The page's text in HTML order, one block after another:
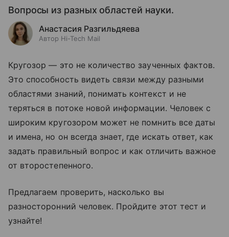
Вопросы из разных областей науки.
Анастасия Разгильдяева
Автор Hi-Tech Mail
Кругозор — это не количество заученных фактов.
Это способность видеть связи между разными
областями знаний, понимать контекст и не
теряться в потоке новой информации. Человек с
широким кругозором может не помнить все даты
и имена, но он всегда знает, где искать ответ, как
задать правильный вопрос и как отличить важное
от второстепенного.
Предлагаем проверить, насколько вы
разносторонний человек. Пройдите этот тест и
узнайте!